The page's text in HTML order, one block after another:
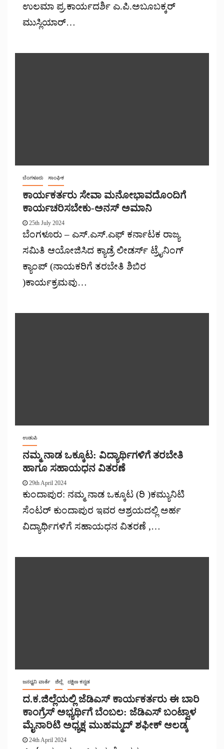
ಉಲಮಾ ಪ್ರ.ಕಾರ್ಯದರ್ಶಿ ಎ.ಪಿ.ಅಬೂಬಕ್ಕರ್
ಮುಸ್ಲಿಯಾರ್…
ಬೆಂಗಳೂರು ಸಾಂಘಿಕ
ಕಾರ್ಯಕರ್ತರು ಸೇವಾ ಮನೋಭಾವದೊಂದಿಗೆ
ಕಾರ್ಯಚರಿಸಬೇಕು-ಅನಸ್ ಅಮಾನಿ
25th July 2024
ಬೆಂಗಳೂರು – ಎಸ್.ಎಸ್.ಎಫ್ ಕರ್ನಾಟಕ ರಾಜ್ಯ
ಸಮಿತಿ ಆಯೋಜಿಸಿದ ಕ್ಯಾಡ್ರೆ ಲೀಡರ್ಸ್ ಟ್ರೈನಿಂಗ್
ಕ್ಯಾಂಪ್ (ನಾಯಕರಿಗೆ ತರಬೇತಿ ಶಿಬಿರ
)ಕಾರ್ಯಕ್ರಮವು…
ಉಡುಪಿ
ನಮ್ಮ ನಾಡ ಒಕ್ಕೂಟ: ವಿದ್ಯಾರ್ಥಿಗಳಿಗೆ ತರಬೇತಿ
ಹಾಗೂ ಸಹಾಯಧನ ವಿತರಣೆ
29th April 2024
ಕುಂದಾಪುರ: ನಮ್ಮ ನಾಡ ಒಕ್ಕೂಟ (ರಿ )ಕಮ್ಯುನಿಟಿ
ಸೆಂಟರ್ ಕುಂದಾಪುರ ಇವರ ಆಶ್ರಯದಲ್ಲಿ ಅರ್ಹ
ವಿದ್ಯಾರ್ಥಿಗಳಿಗೆ ಸಹಾಯಧನ ವಿತರಣೆ ,…
ಜನಧ್ವನಿ ವಾರ್ತೆ ಜಿಲ್ಲೆ ದಕ್ಷಿಣ ಕನ್ನಡ
ದ.ಕ.‌ಜಿಲ್ಲೆಯಲ್ಲಿ ಜೆಡಿಎಸ್ ಕಾರ್ಯಕರ್ತರು ಈ ಬಾರಿ
ಕಾಂಗ್ರೆಸ್ ಅಭ್ಯರ್ಥಿಗೆ ಬೆಂಬಲ: ಜೆಡಿಎಸ್ ಬಂಟ್ವಾಳ‌
ಮೈನಾರಿಟಿ ಅಧ್ಯಕ್ಷ ಮುಹಮ್ಮದ್ ಶಫೀಕ್ ಆಲಡ್ಕ
24th April 2024